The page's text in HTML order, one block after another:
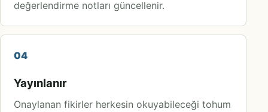
değerlendirme notları güncellenir.
04
Yayınlanır
Onaylanan fikirler herkesin okuyabileceği tohum